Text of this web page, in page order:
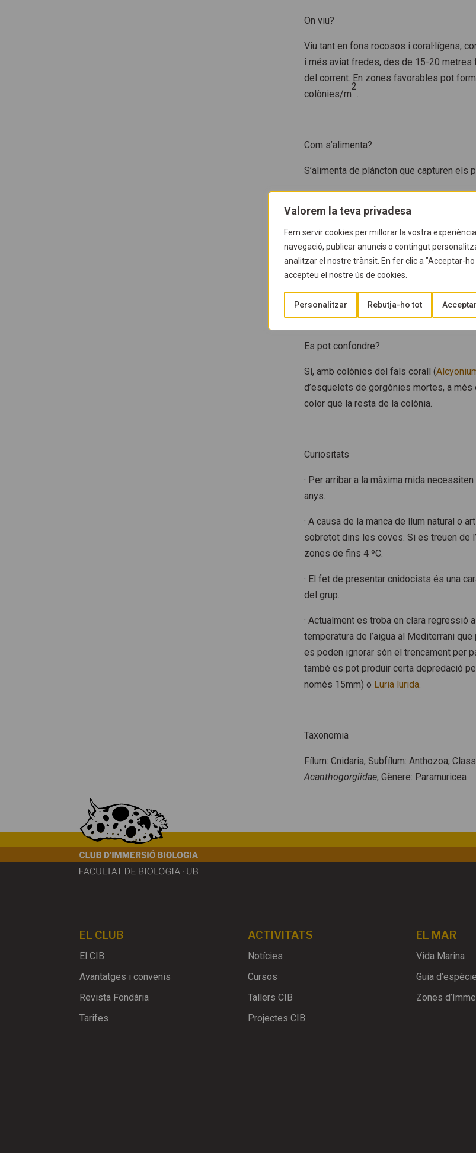
Valorem la teva privadesa
Fem servir cookies per millorar la vostra
navegació, publicar anuncis o contingut
analitzar el nostre trànsit. En fer clic a "Acceptar-
accepteu el nostre ús de cookies.
Personalitzar Rebutja-ho tot
On viu?
Viu tant en fons rocosos i coral·lígens,
i més aviat fredes, des de 15-20 metres
del corrent. En zones favorables pot
colònies/m
2
Com s’alimenta?
S’alimenta de plàncton que capturen
Pot reproduir-se de forma asexual (no
colònia, o bé de forma sexual mitjançant
l’exterior, que un cop fecundats
donar lloc a una altra colònia.
Es pot confondre?
Sí, amb colònies del fals corall (
d’esquelets de gorgònies mortes, a
color que la resta de la colònia.
Curiositats
· Per arribar a la màxima mida
anys.
· A causa de la manca de llum natural o
sobretot dins les coves. Si es treuen de
zones de fins 4 ºC.
· El fet de presentar cnidocists és una
del grup.
· Actualment es troba en clara regressió
temperatura de l’aigua al Mediterrani
es poden ignorar són el trencament per
també es pot produir certa depredació
només 15mm) o Luria lurida.
Taxonomia
Fílum: Cnidaria, Subfílum: Anthozoa,
Acanthogorgiidae, Gènere: Paramuricea
EL CLUB
El CIB
Avantatges i convenis
Revista Fondària
Tarifes
ACTIVITATS
Notícies
Cursos
Tallers CIB
Projectes CIB
EL MAR
Vida Marina
Guia
Zones